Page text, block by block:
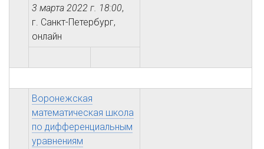
3 марта 2022 г. 18:00,
г. Санкт-Петербург,
онлайн
Воронежская
математическая школа
по дифференциальным
уравнениям